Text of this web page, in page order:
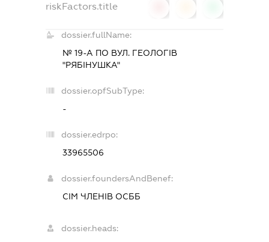
riskFactors.title
dossier.fullName:
№ 19-А ПО ВУЛ. ГЕОЛОГІВ
"РЯБІНУШКА"
dossier.opfSubType:
-
dossier.edrpo:
33965506
dossier.foundersAndBenef:
СІМ ЧЛЕНІВ ОСББ
dossier.heads: